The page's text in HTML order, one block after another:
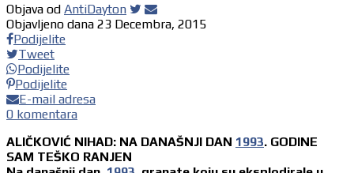
Objava od AntiDayton
Objavljeno dana 23 Decembra, 2015
Podijelite
Tweet
Podijelite
Podijelite
E-mail adresa
0 komentara
ALIČKOVIĆ NIHAD: NA DANAŠNJI DAN 1993. GODINE
SAM TEŠKO RANJEN